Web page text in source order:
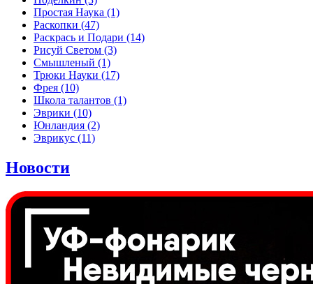
Простая Наука (1)
Раскопки (47)
Раскрась и Подари (14)
Рисуй Светом (3)
Смышленый (1)
Трюки Науки (17)
Фрея (10)
Школа талантов (1)
Эврики (10)
Юнландия (2)
Эврикус (11)
Новости